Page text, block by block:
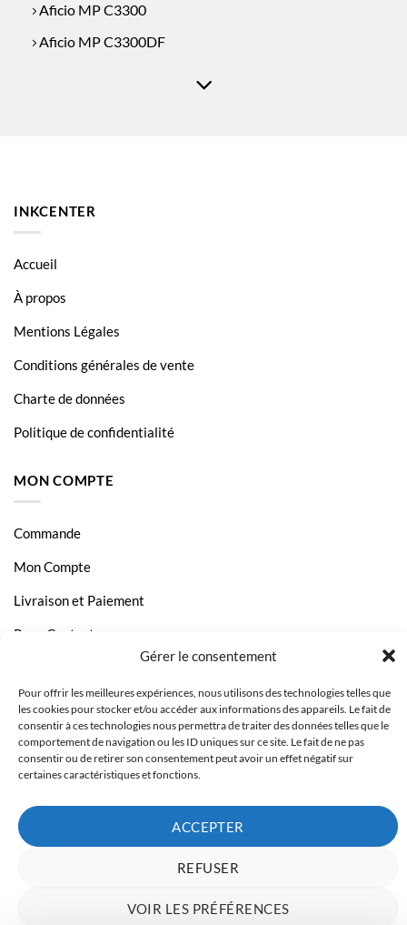
Gérer le consentement
Pour offrir les meilleures expériences, nous utilisons des technologies telles que
les cookies pour stocker et/ou accéder aux informations des appareils. Le fait de
consentir à ces technologies nous permettra de traiter des données telles que le
comportement de navigation ou les ID uniques sur ce site. Le fait de ne pas
consentir ou de retirer son consentement peut avoir un effet négatif sur
certaines caractéristiques et fonctions.
ACCEPTER
REFUSER
VOIR LES PRÉFÉRENCES
Aficio MP C3300
Aficio MP C3300DF
INKCENTER
Accueil
À propos
Mentions Légales
Conditions générales de vente
Charte de données
Politique de confidentialité
MON COMPTE
Commande
Mon Compte
Livraison et Paiement
Page Contact